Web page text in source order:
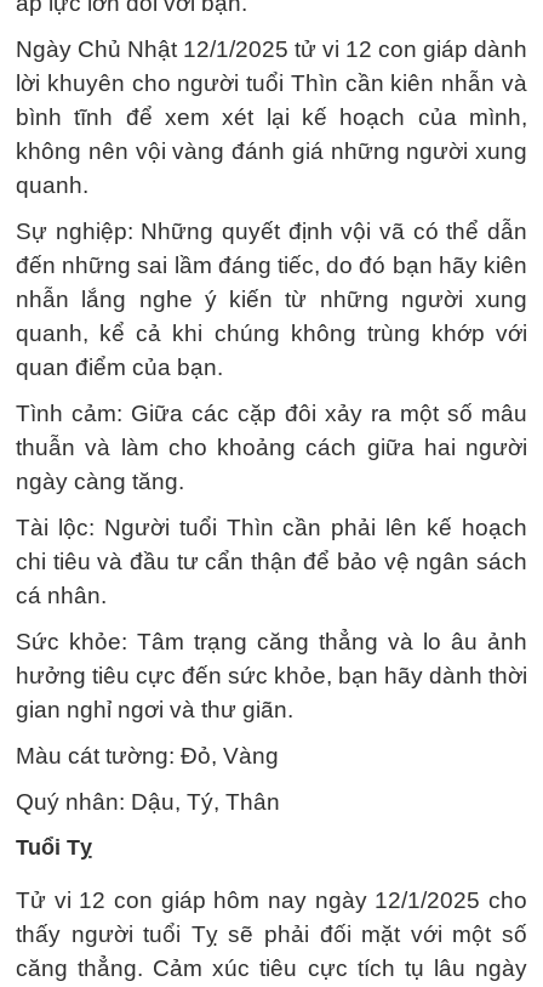
Ngày Chủ Nhật 12/1/2025 tử vi 12 con giáp dành
lời khuyên cho người tuổi Thìn cần kiên nhẫn và
bình tĩnh để xem xét lại kế hoạch của mình,
không nên vội vàng đánh giá những người xung
quanh.
Sự nghiệp: Những quyết định vội vã có thể dẫn
đến những sai lầm đáng tiếc, do đó bạn hãy kiên
nhẫn lắng nghe ý kiến từ những người xung
quanh, kể cả khi chúng không trùng khớp với
quan điểm của bạn.
Tình cảm: Giữa các cặp đôi xảy ra một số mâu
thuẫn và làm cho khoảng cách giữa hai người
ngày càng tăng.
Tài lộc: Người tuổi Thìn cần phải lên kế hoạch
chi tiêu và đầu tư cẩn thận để bảo vệ ngân sách
cá nhân.
Sức khỏe: Tâm trạng căng thẳng và lo âu ảnh
hưởng tiêu cực đến sức khỏe, bạn hãy dành thời
gian nghỉ ngơi và thư giãn.
Màu cát tường: Đỏ, Vàng
Quý nhân: Dậu, Tý, Thân
Tuổi Tỵ
Tử vi 12 con giáp hôm nay ngày 12/1/2025 cho
thấy người tuổi Tỵ sẽ phải đối mặt với một số
căng thẳng. Cảm xúc tiêu cực tích tụ lâu ngày